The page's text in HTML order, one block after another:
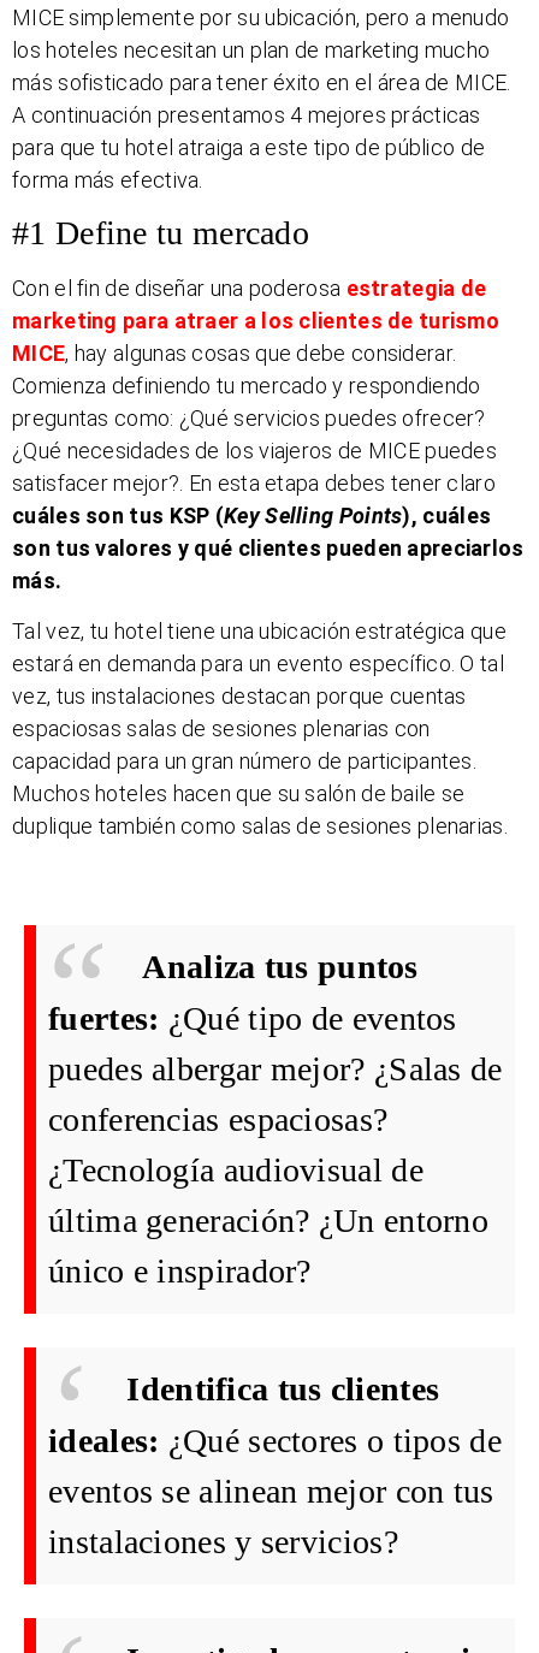
MICE simplemente por su ubicación, pero a menudo
los hoteles necesitan un plan de marketing mucho
más sofisticado para tener éxito en el área de MICE.
A continuación presentamos 4 mejores prácticas
para que tu hotel atraiga a este tipo de público de
forma más efectiva.
#1 Define tu mercado
Con el fin de diseñar una poderosa estrategia de
marketing para atraer a los clientes de turismo
MICE, hay algunas cosas que debe considerar.
Comienza definiendo tu mercado y respondiendo
preguntas como: ¿Qué servicios puedes ofrecer?
¿Qué necesidades de los viajeros de MICE puedes
satisfacer mejor?. En esta etapa debes tener claro
cuáles son tus KSP (Key Selling Points), cuáles
son tus valores y qué clientes pueden apreciarlos
más.
Tal vez, tu hotel tiene una ubicación estratégica que
estará en demanda para un evento específico. O tal
vez, tus instalaciones destacan porque cuentas
espaciosas salas de sesiones plenarias con
capacidad para un gran número de participantes.
Muchos hoteles hacen que su salón de baile se
duplique también como salas de sesiones plenarias.
Analiza tus puntos
fuertes: ¿Qué tipo de eventos
puedes albergar mejor? ¿Salas de
conferencias espaciosas?
¿Tecnología audiovisual de
última generación? ¿Un entorno
único e inspirador?
Identifica tus clientes
ideales: ¿Qué sectores o tipos de
eventos se alinean mejor con tus
instalaciones y servicios?